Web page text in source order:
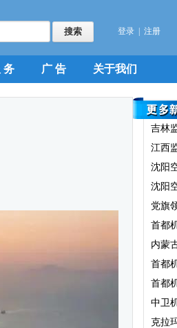
登录 注册
务 广 告 关于我们
吉林
江西
沈阳
沈阳
党旗
首都
内蒙
首都
首都
中卫
克拉